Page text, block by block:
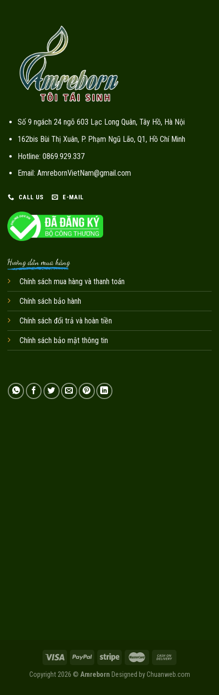
Số 9 ngách 24 ngõ 603 Lạc Long Quân, Tây Hồ, Hà Nội
162bis Bùi Thị Xuân, P. Phạm Ngũ Lão, Q1, Hồ Chí Minh
Hotline: 0869.929.337
Email: AmrebornVietNam@gmail.com
CALL US E-MAIL
Hướng dẫn mua hàng
Chính sách mua hàng và thanh toán
Chính sách bảo hành
Chính sách đổi trả và hoàn tiền
Chính sách bảo mật thông tin
Copyright 2026 © Amreborn Designed byChuanweb.com